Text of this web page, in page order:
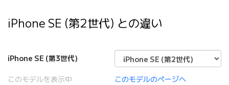
iPhone SE (第2世代) との違い
iPhone SE (第3世代)
このモデルを表示中 このモデルのページへ